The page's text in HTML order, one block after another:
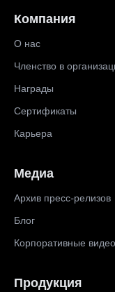
Компания
О нас
Членство в
Награды
Сертификаты
Карьера
Медиа
Архив пресс-релизов
Блог
Корпоративные видео
Продукция